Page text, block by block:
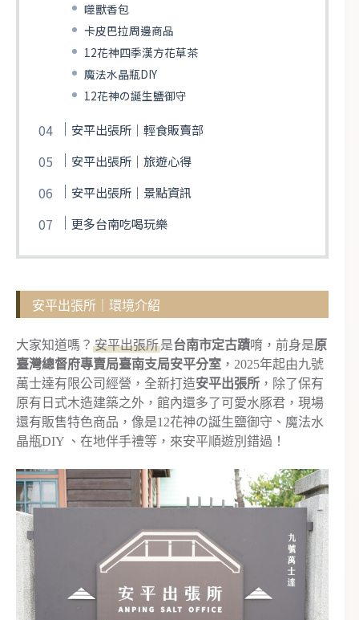
噬獸香包
卡皮巴拉周邊商品
12花神四季漢方花草茶
魔法水晶瓶DIY
12花神の誕生鹽御守
安平出張所｜輕食販賣部
安平出張所｜旅遊心得
安平出張所｜景點資訊
更多台南吃喝玩樂
安平出張所｜環境介紹
大家知道嗎？ 安平出張所是台南市定古蹟唷，前身是原
臺灣總督府專賣局臺南支局安平分室 ，2025年起由九號
萬士達有限公司經營，全新打造安平出張所 ，除了保有
原有日式木造建築之外，館內還多了可愛水豚君，現場
還有販售特色商品，像是12花神の誕生鹽御守、魔法水
晶瓶DIY 、在地伴手禮等，來安平順遊別錯過！